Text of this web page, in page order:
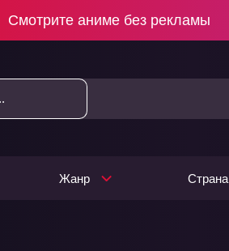
Смотрите аниме без рекламы
Жанр Страна